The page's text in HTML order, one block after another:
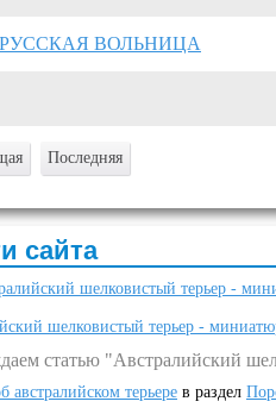
ВОЛЬНИЦА
Последняя
сайта
шелковистый терьер -
шелковистый терьер -
статью "Австралийский
австралийском терьере в раздел